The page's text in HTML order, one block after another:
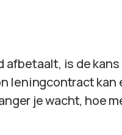
is de
leningcontract kan
je wacht, hoe